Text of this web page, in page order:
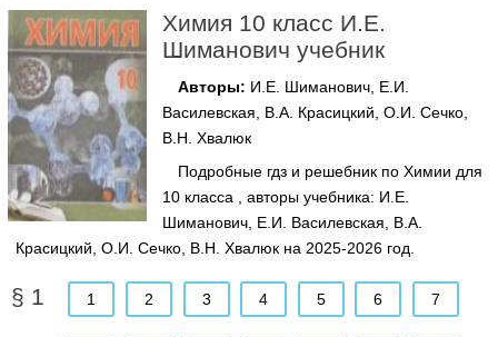
Химия 10 класс И.Е.
Шиманович учебник
Авторы: И.Е. Шиманович, Е.И.
Василевская, В.А. Красицкий, О.И. Сечко,
В.Н. Хвалюк
Подробные гдз и решебник по Химии для
10 класса , авторы учебника: И.Е.
Шиманович, Е.И. Василевская, В.А.
Красицкий, О.И. Сечко, В.Н. Хвалюк на 2025-2026 год.
§ 1 1 2 3 4 5 6 7